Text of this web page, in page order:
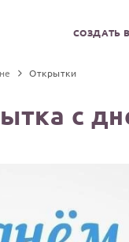
СОЗДАТЬ
Открытки
с